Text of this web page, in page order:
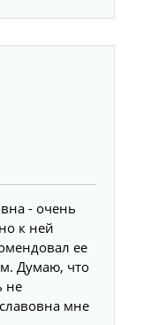
- очень
к ней
ее
Думаю, что
не
мне